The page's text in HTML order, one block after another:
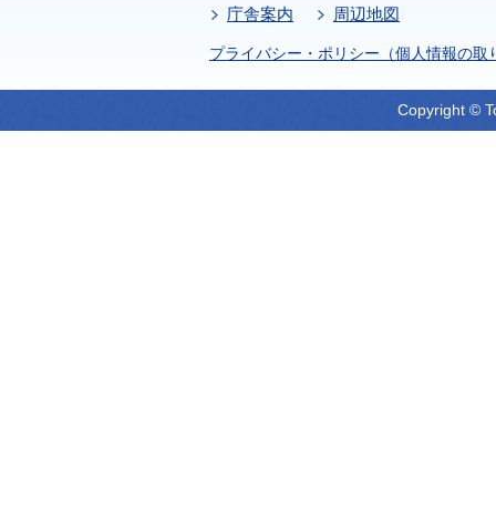
庁舎案内
周辺地図
プライバシー・ポリシー（個人情報の取
Copyright ©